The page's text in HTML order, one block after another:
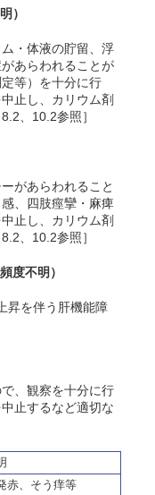
）
・体液の貯留、浮
あらわれることが
等）を十分に行
止し、カリウム剤
、10.2参照］
があらわれること
、四肢痙攣・麻痺
止し、カリウム剤
、10.2参照］
度不明）
昇を伴う肝機能障
、観察を十分に行
止するなど適切な
赤、 そう 痒等